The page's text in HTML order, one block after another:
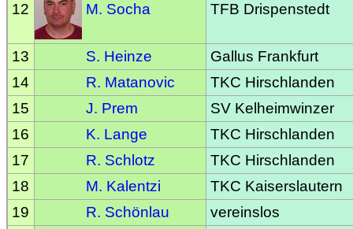
12 M. Socha TFB Drispenstedt
13 S. Heinze
Gallus Frankfurt
14
R. Matanovic
TKC Hirschlanden
15
J. Prem
SV Kelheimwinzer
16
K. Lange
TKC Hirschlanden
17
R. Schlotz
TKC Hirschlanden
18
M. Kalentzi
TKC Kaiserslautern
19
R. Schönlau
vereinslos